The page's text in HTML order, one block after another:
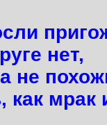
нет,
не
как мрак